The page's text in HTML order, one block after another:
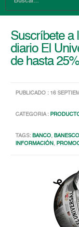
Suscríbete a
diario El
de hasta 25%
PUBLICADO : 16
CATEGORIA :
TAGS:BANCO,BANESCO
INFORMACIÓN,